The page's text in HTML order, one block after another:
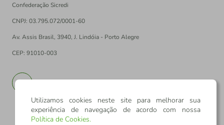
Confederação Sicredi
CNPJ: 03.795.072/0001-60
Av. Assis Brasil, 3940, J. Lindóia - Porto Alegre
CEP: 91010-003
PT
EN
Utilizamos cookies neste site para melhorar sua
experiência de navegação de acordo com nossa
Política de Cookies.